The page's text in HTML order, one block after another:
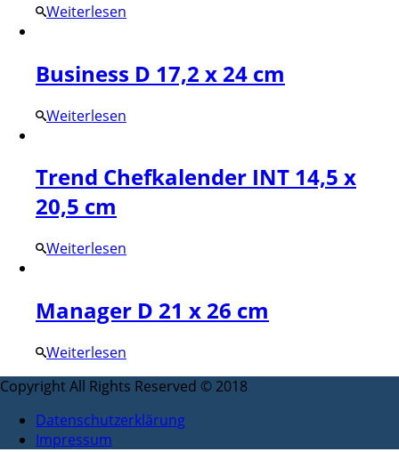
Weiterlesen
Business D 17,2 x 24 cm
Weiterlesen
Trend Chefkalender INT 14,5 x
20,5 cm
Weiterlesen
Manager D 21 x 26 cm
Weiterlesen
Copyright All Rights Reserved © 2018
Datenschutzerklärung
Impressum